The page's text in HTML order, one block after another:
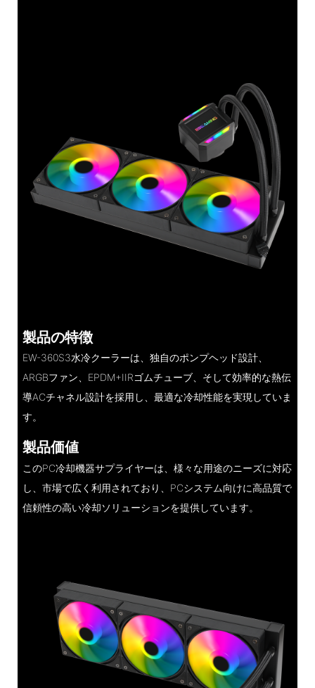
製品の特徴
EW-360S3水冷クーラーは、独自のポンプヘッド設計、
ARGBファン、EPDM+IIRゴムチューブ、そして効率的な熱伝
導ACチャネル設計を採用し、最適な冷却性能を実現していま
す。
製品価値
このPC冷却機器サプライヤーは、様々な用途のニーズに対応
し、市場で広く利用されており、PCシステム向けに高品質で
信頼性の高い冷却ソリューションを提供しています。